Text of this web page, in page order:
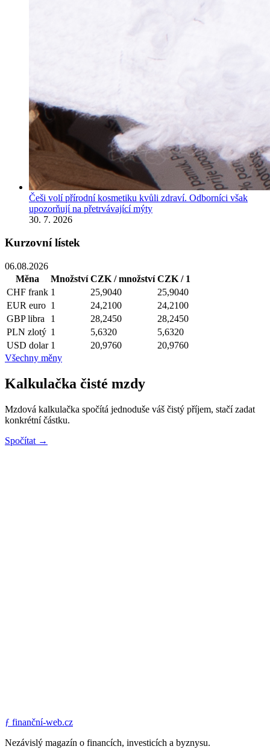
Češi volí přírodní kosmetiku kvůli zdraví. Odborníci však
upozorňují na přetrvávající mýty
30. 7. 2026
Kurzovní lístek
06.08.2026
Měna
Množství CZK / množství CZK / 1
CHF frank 1 25,9040
25,9040
EUR euro 1 24,2100
24,2100
GBP libra 1 28,2450
28,2450
PLN zlotý 1 5,6320
5,6320
USD dolar 1 20,9760
20,9760
Všechny měny
Kalkulačka čisté mzdy
Mzdová kalkulačka spočítá jednoduše váš čistý příjem, stačí zadat
konkrétní částku.
Spočítat →
ƒ finanční-web.cz
Nezávislý magazín o financích, investicích a byznysu.